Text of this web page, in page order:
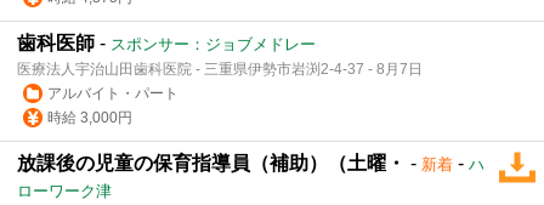
歯科医師 - スポンサー：ジョブメドレー
医療法人宇治山田歯科医院 - 三重県伊勢市岩渕2-4-37 - 8月7日
アルバイト・パート
時給 3,000円
放課後の児童の保育指導員（補助）（土曜・ - 新着 - ハ
ローワーク津